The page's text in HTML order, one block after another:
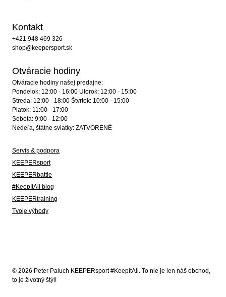
Kontakt
+421 948 469 326
shop@keepersport.sk
Otváracie hodiny
Otváracie hodiny našej predajne:
Pondelok: 12:00 - 16:00 Utorok: 12:00 - 15:00
Streda: 12:00 - 18:00 Štvrtok: 10:00 - 15:00
Piatok: 11:00 - 17:00
Sobota: 9:00 - 12:00
Nedeľa, štátne sviatky: ZATVORENÉ
Servis & podpora
KEEPERsport
KEEPERbattle
#KeepItAll blog
KEEPERtraining
Tvoje výhody
© 2026 Peter Paluch KEEPERsport #KeepItAll. To nie je len náš obchod,
to je životný štýl!